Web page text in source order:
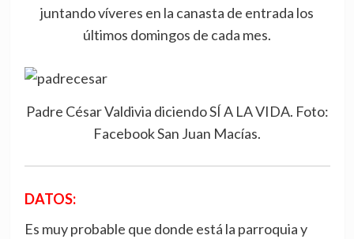
juntando víveres en la canasta de entrada los
últimos domingos de cada mes.
Padre César Valdivia diciendo SÍ A LA VIDA. Foto:
Facebook San Juan Macías.
DATOS:
Es muy probable que donde está la parroquia y